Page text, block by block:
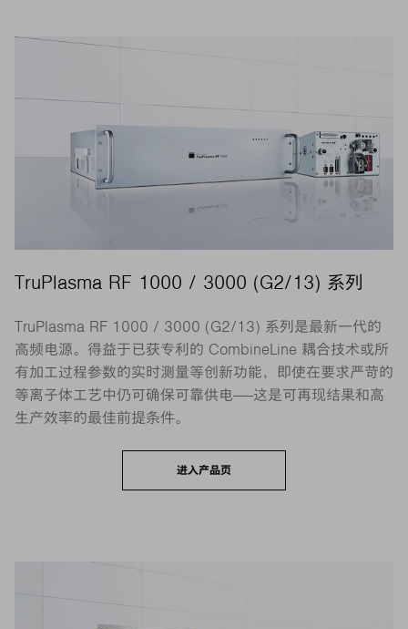
TruPlasma RF 1000 / 3000 (G2/13) 系列
TruPlasma RF 1000 / 3000 (G2/13) 系列是最新一代的
高频电源。得益于已获专利的 CombineLine 耦合技术或所
有加工过程参数的实时测量等创新功能，即使在要求严苛的
等离子体工艺中仍可确保可靠供电——这是可再现结果和高
生产效率的最佳前提条件。
进入产品页